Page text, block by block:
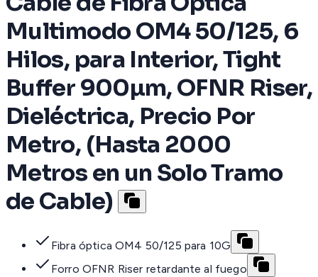
Multimodo OM4 50/125, 6
Hilos, para Interior, Tight
Buffer 900µm, OFNR Riser,
Dieléctrica, Precio Por
Metro, (Hasta 2000
Metros en un Solo Tramo
de Cable)
Fibra óptica OM4 50/125 para 10G
Forro OFNR Riser retardante al fuego